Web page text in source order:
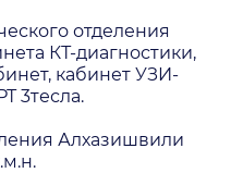
отделения
КТ-диагностики,
кабинет УЗИ-
3тесла.
Алхазишвили